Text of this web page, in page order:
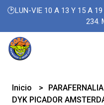
🕑LUN-VIE 10 A 13 Y 15 A
234.
Inicio PARAFERNALIA
DYK PICADOR